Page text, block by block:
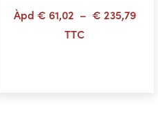
Àpd € 61,02 – € 235,79Plage
TTC